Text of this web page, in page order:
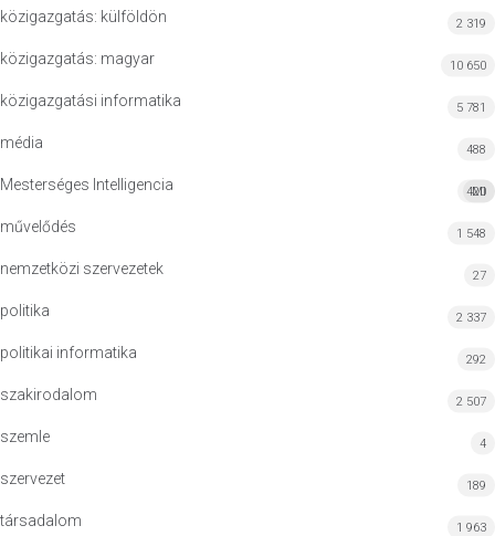
közigazgatás: külföldön 2 319
közigazgatás: magyar 10 650
közigazgatási informatika 5 781
média 488
Mesterséges Intelligencia MI
420
művelődés 1 548
nemzetközi szervezetek 27
politika 2 337
politikai informatika 292
szakirodalom 2 507
szemle 4
szervezet 189
társadalom 1 963